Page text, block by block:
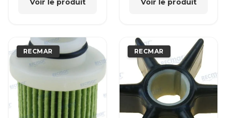
Voir le produit Voir le produit
RECMAR RECMAR